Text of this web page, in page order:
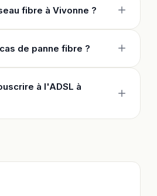
fibre à Vivonne ?
de panne fibre ?
à l'ADSL à